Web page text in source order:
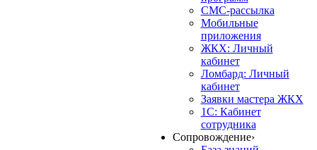
СМС-рассылка
Мобильные
приложения
ЖКХ: Личный
кабинет
Ломбард: Личный
кабинет
Заявки мастера ЖКХ
1С: Кабинет
сотрудника
Сопровождение›